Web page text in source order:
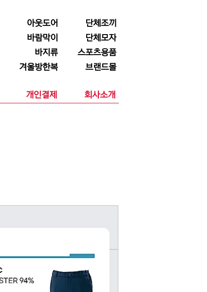
아웃도어
단체조끼
바람막이
단체모자
바지류
스포츠용품
겨울방한복 브랜드몰
개인결제 회사소개